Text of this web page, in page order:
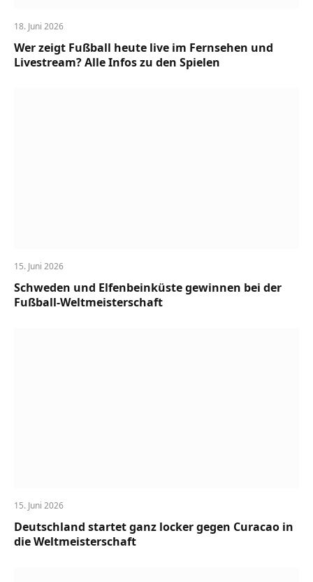
18. Juni 2026
Wer zeigt Fußball heute live im Fernsehen und
Livestream? Alle Infos zu den Spielen
15. Juni 2026
Schweden und Elfenbeinküste gewinnen bei der
Fußball-Weltmeisterschaft
15. Juni 2026
Deutschland startet ganz locker gegen Curacao in
die Weltmeisterschaft